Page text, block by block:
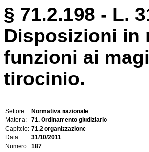
§ 71.2.198 - L.
Disposizioni in
funzioni ai
tirocinio.
Settore:
Normativa nazionale
Materia:
71. Ordinamento giudiziario
Capitolo: 71.2 organizzazione
Data:
31/10/2011
Numero: 187